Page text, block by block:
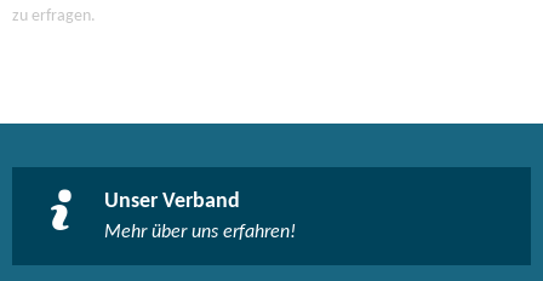
zu erfragen.
Unser Verband
Mehr über uns erfahren!